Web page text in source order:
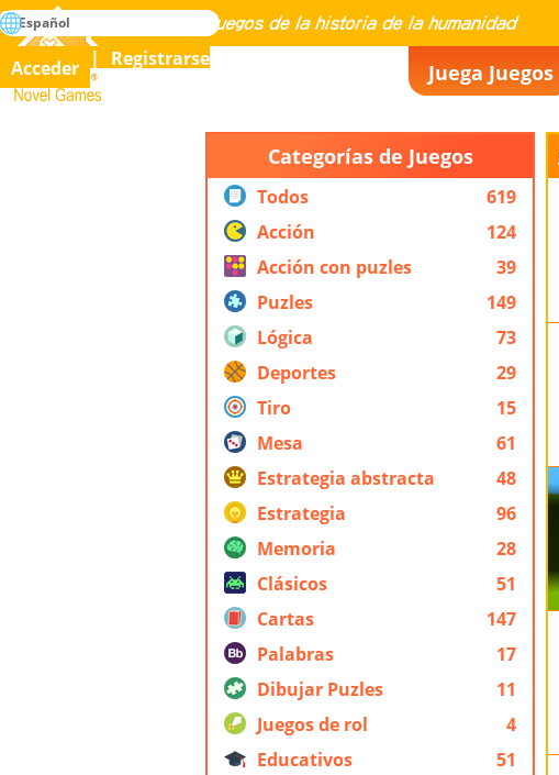
Novel Games
Maestría en todos los juegos de la historia de la humanidad
búsqueda
Juega Juegos
Acceder Registrarse
Español
Categorías de Juegos
Todos
619
Acción
124
Acción con puzles
39
Puzles
149
Lógica
73
Deportes
29
Tiro
15
Mesa
61
Estrategia abstracta
48
Estrategia
96
Memoria
28
Clásicos
51
Cartas
147
Palabras
17
Dibujar Puzles
11
Juegos de rol
4
Educativos
51